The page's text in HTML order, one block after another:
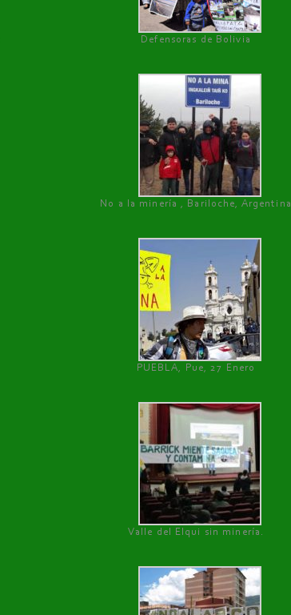
Defensoras de Bolivia
No a la minería , Bariloche, Argentina
PUEBLA, Pue, 27 Enero
Valle del Elqui sin minería.